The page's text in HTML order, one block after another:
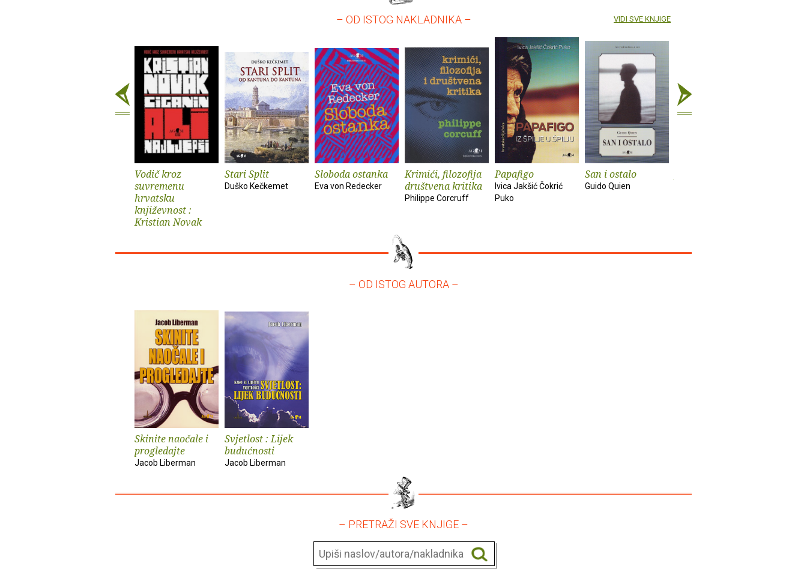
– OD ISTOG NAKLADNIKA –
Vodič kroz
suvremenu
hrvatsku
književnost :
Kristian Novak
Stari Split
Duško Kečkemet
Sloboda ostanka
Eva von Redecker
Krimići, filozofija
društvena kritika
Philippe Corcruff
Papafigo
Ivica Jakšić Čokrić
Puko
San i ostalo
Guido Quien
VIDI SVE KNJIGE
– OD ISTOG AUTORA –
Skinite naočale i
progledajte
Jacob Liberman
Svjetlost : Lijek
budućnosti
Jacob Liberman
– PRETRAŽI SVE KNJIGE –